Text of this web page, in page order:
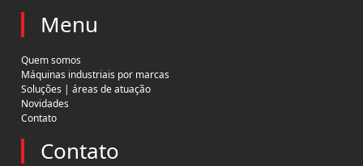
Menu
Quem somos
Máquinas industriais por marcas
Soluções | áreas de atuação
Novidades
Contato
Contato